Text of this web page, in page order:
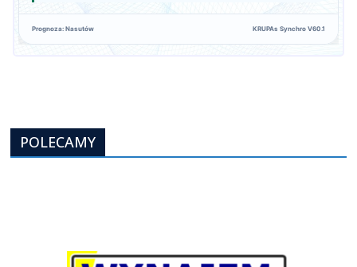
Prognoza: Nasutów KRUPAs Synchro V60.1
POLECAMY